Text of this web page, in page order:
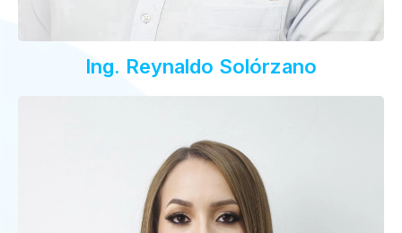
Ing. Reynaldo Solórzano